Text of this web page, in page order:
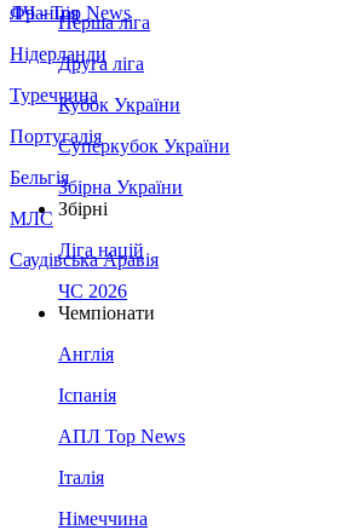
Франція
Нідерланди
Туреччина
Португалія
Бельгія
МЛС
Саудівська Аравія
ЛЧ - Top News
Перша ліга
Друга ліга
Кубок України
Суперкубок України
Збірна України
Збірні
Ліга націй
ЧС 2026
Чемпіонати
Англія
Іспанія
АПЛ Top News
Італія
Німеччина